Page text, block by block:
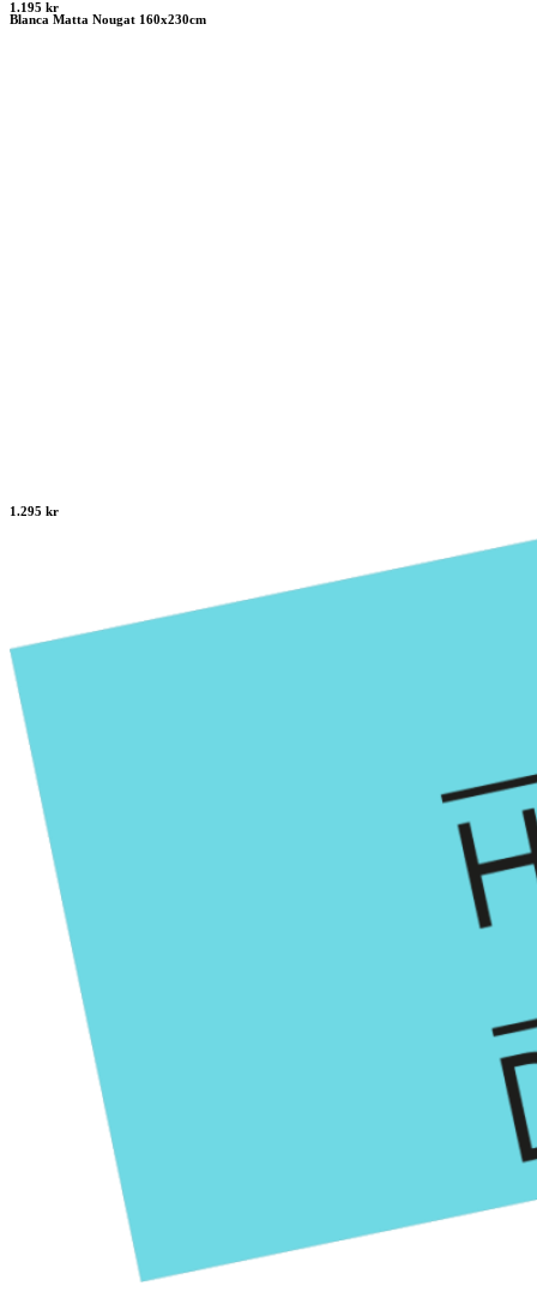
1.195 kr
Blanca Matta Nougat 160x230cm
1.295 kr